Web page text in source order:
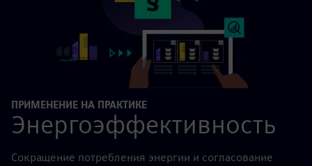
ПРИМЕНЕНИЕ НА ПРАКТИКЕ
Энергоэффективность
Сокращение потребления энергии и согласование